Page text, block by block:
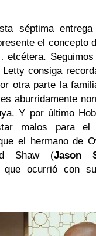
séptima
el concepto
etcétera.
Letty consiga
otra parte la
aburridamente
Y por último
malos para el
el hermano de
Shaw (Jason
que ocurrió con